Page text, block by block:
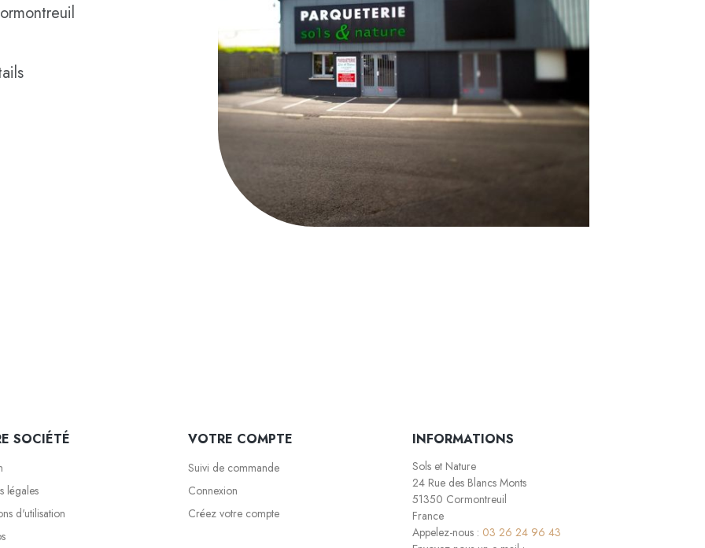
SOCIÉTÉ
légales
d'utilisation
VOTRE COMPTE
Suivi de commande
Connexion
Créez votre compte
INFORMATIONS
Sols et Nature
24 Rue des Blancs Monts
51350 Cormontreuil
France
Appelez-nous : 03 26 24 96 43